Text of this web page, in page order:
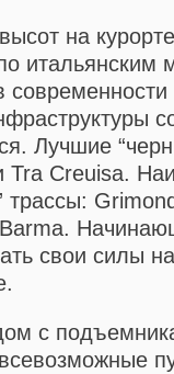
на
итальянским
Лучшие
Tra Creuisa.
трассы:
свои силы
с